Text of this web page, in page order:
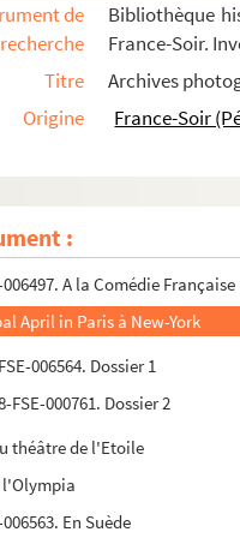
de
recherche
Bibliothèque
France-Soir.
Titre
Archives
Origine
France-Soir
:
(années 1950)
(années 1960)
(années 1970)
(années 1980-1990) :
hall
006496. A Monte-Carlo
006497. A la Comédie Française
April in Paris à New-York
FSE-006564. Dossier 1
FSE-000761. Dossier 2
théâtre de l'Etoile
l'Olympia
006563. En Suède